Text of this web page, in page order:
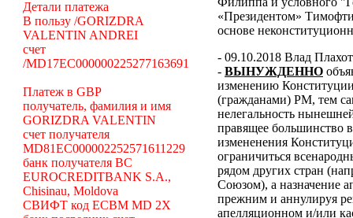
Детали платежа
В пользу /GORIZDRA
VALENTIN ANDREI
счет
/MD17EC000000225277163691
Платеж в GBP
получатель, фамилия и имя
GORIZDRA VALENTIN
счет получателя
MD81EC000002252571611229
банк получателя BC
EUROCREDITBANK S.A.,
Chisinau, Moldova
СВИФТ код ECBM MD 2X
«Президентом»
основе
- 09.10.2018 Влад
- ВЫНУЖДЕННО
изменению
(гражданами) РМ, тем
нелегальность
правящее большинство
измененения
ограничиться
рядом других стран
Союзом), а назначение
прежним и аннулируя
апелляционном и/или